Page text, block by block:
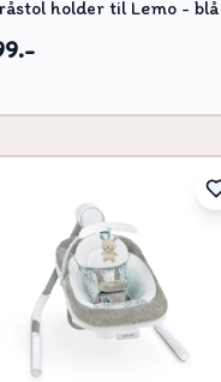
holder til Lemo - blå